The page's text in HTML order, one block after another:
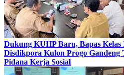
Dukung KUHP Baru, Bapas Kelas
Disdikpora Kulon Progo Gandeng
Pidana Kerja Sosial